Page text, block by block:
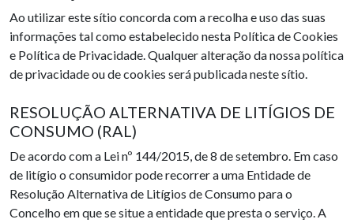
Ao utilizar este sítio concorda com a recolha e uso das suas
informações tal como estabelecido nesta Política de Cookies
e Política de Privacidade. Qualquer alteração da nossa política
de privacidade ou de cookies será publicada neste sítio.
RESOLUÇÃO ALTERNATIVA DE LITÍGIOS DE
CONSUMO (RAL)
De acordo com a Lei nº 144/2015, de 8 de setembro. Em caso
de litígio o consumidor pode recorrer a uma Entidade de
Resolução Alternativa de Litígios de Consumo para o
Concelho em que se situe a entidade que presta o serviço. A